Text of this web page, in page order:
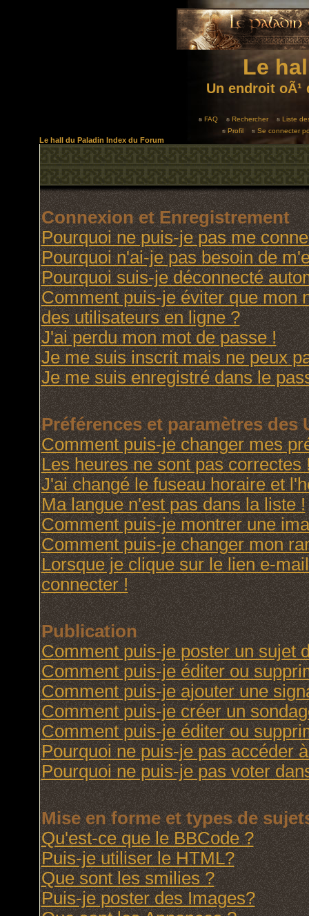
Le
Un endroit
FAQ Rechercher
Liste
Profil
Se connecter
Le hall du Paladin Index du Forum
Connexion et Enregistrement
Pourquoi ne puis-je pas me
Pourquoi n'ai-je pas besoin de
Pourquoi suis-je déconnecté
Comment puis-je éviter que mon
des utilisateurs en ligne ?
J'ai perdu mon mot de passe !
Je me suis inscrit mais ne peux
Je me suis enregistré dans le
Préférences et paramètres des
Comment puis-je changer mes
Les heures ne sont pas correctes
J'ai changé le fuseau horaire et
Ma langue n'est pas dans la liste !
Comment puis-je montrer une
Comment puis-je changer mon
Lorsque je clique sur le lien e-
connecter !
Publication
Comment puis-je poster un sujet
Comment puis-je éditer ou
Comment puis-je ajouter une
Comment puis-je créer un
Comment puis-je éditer ou
Pourquoi ne puis-je pas accéder
Pourquoi ne puis-je pas voter
Mise en forme et types de
Qu'est-ce que le BBCode ?
Puis-je utiliser le HTML?
Que sont les smilies ?
Puis-je poster des Images?